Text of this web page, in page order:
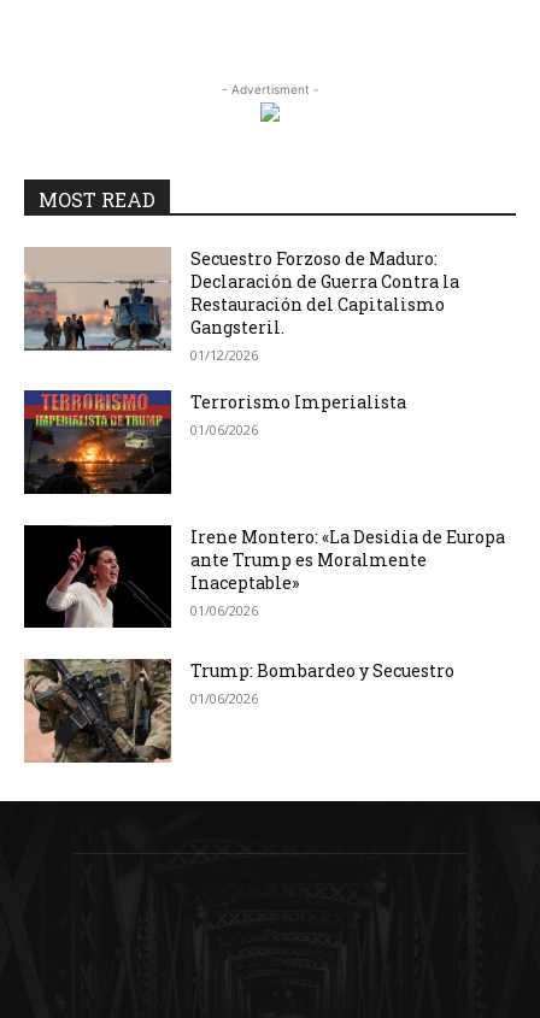
- Advertisment -
MOST READ
Secuestro Forzoso de Maduro:
Declaración de Guerra Contra la
Restauración del Capitalismo
Gangsteril.
01/12/2026
Terrorismo Imperialista
01/06/2026
Irene Montero: «La Desidia de Europa
ante Trump es Moralmente
Inaceptable»
01/06/2026
Trump: Bombardeo y Secuestro
01/06/2026